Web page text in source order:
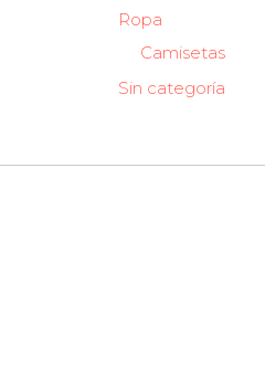
Ropa
Camisetas
Sin categoría